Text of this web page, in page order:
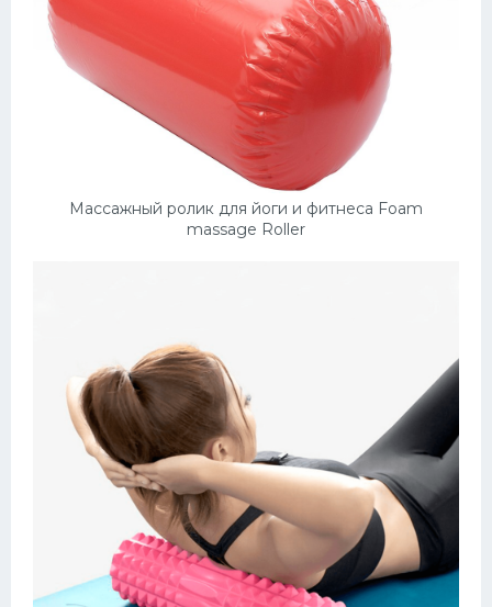
Массажный ролик для йоги и фитнеса Foam
massage Roller